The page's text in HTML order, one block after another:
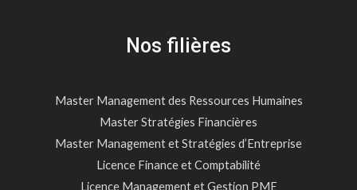
Nos filières
Master Management des Ressources Humaines
Master Stratégies Financières
Master Management et Stratégies d’Entreprise
Licence Finance et Comptabilité
Licence Management et Gestion PME